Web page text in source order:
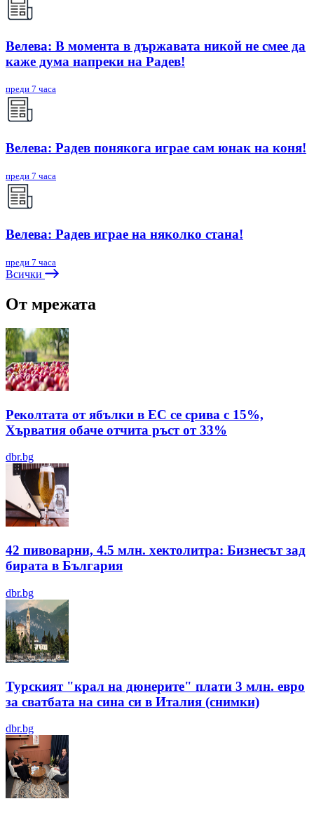
Велева: В момента в държавата никой не смее да
каже дума напреки на Радев!
преди 7 часа
Велева: Радев понякога играе сам юнак на коня!
преди 7 часа
Велева: Радев играе на няколко стана!
преди 7 часа
Всички
От мрежата
Реколтата от ябълки в ЕС се срива с 15%,
Хърватия обаче отчита ръст от 33%
dbr.bg
42 пивоварни, 4.5 млн. хектолитра: Бизнесът зад
бирата в България
dbr.bg
Турският "крал на дюнерите" плати 3 млн. евро
за сватбата на сина си в Италия (снимки)
dbr.bg